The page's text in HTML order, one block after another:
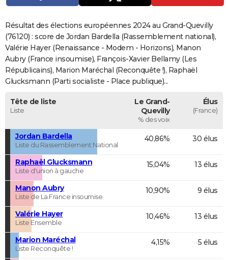
S'inscrire
Se connecter
Lycées
Collèges
Primaires
Universités
Entreprises
Service militaire
Avis de recherche
AVIS DE DÉCÈS
FORUM
Bricolage
Lifestyle
Culture
SportAuto
Television
Voyage
Cinema
Résultat des élections européennes 2024 au Grand-Quevilly
(76120) : score de Jordan Bardella (Rassemblement national),
Valérie Hayer (Renaissance - Modem - Horizons), Manon
Aubry (France insoumise), François-Xavier Bellamy (Les
Républicains), Marion Maréchal (Reconquête !), Raphaël
Glucksmann (Parti socialiste - Place publique)...
Tête de liste
Liste
Le Grand-
Quevilly
% des voix
Élus
(France)
Jordan Bardella
Liste du Rassemblement National
40,86% 30 élus
Raphaël Glucksmann
Liste d'union à gauche
15,04% 13 élus
Manon Aubry
Liste de La France insoumise
10,90% 9 élus
Valérie Hayer
Liste Ensemble
10,46% 13 élus
Marion Maréchal
Liste Reconquête !
4,15% 5 élus